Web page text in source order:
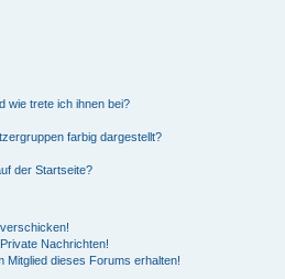
wie trete ich ihnen bei?
farbig dargestellt?
der Startseite?
Nachrichten!
Mitglied dieses Forums erhalten!